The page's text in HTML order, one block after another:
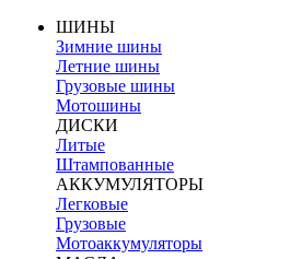
ШИНЫ
Зимние шины
Летние шины
Грузовые шины
Мотошины
ДИСКИ
Литые
Штампованные
АККУМУЛЯТОРЫ
Легковые
Грузовые
Мотоаккумуляторы